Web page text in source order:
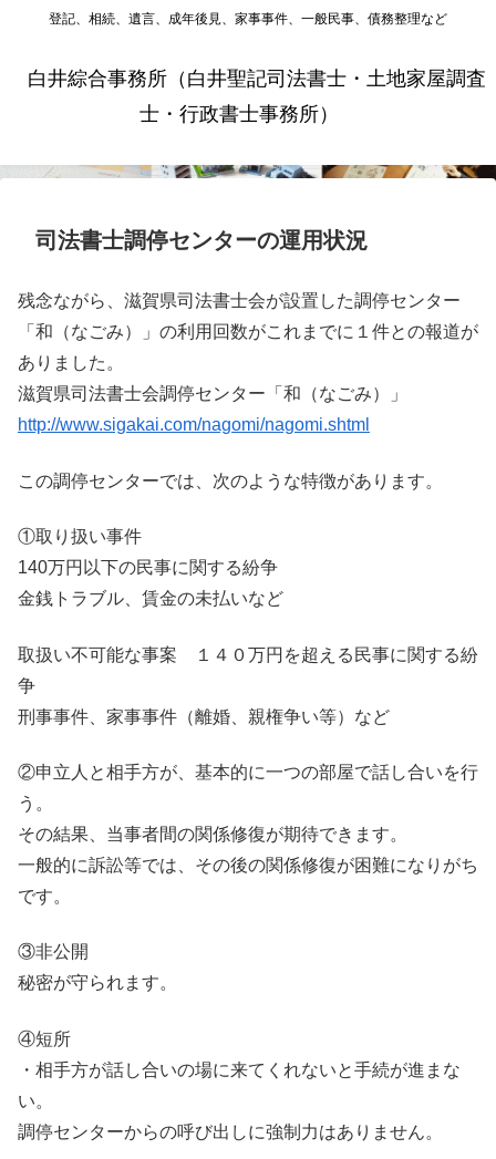
登記、相続、遺言、成年後見、家事事件、一般民事、債務整理など
白井綜合事務所（白井聖記司法書士・土地家屋調査
士・行政書士事務所）
司法書士調停センターの運用状況
残念ながら、滋賀県司法書士会が設置した調停センター
「和（なごみ）」の利用回数がこれまでに１件との報道が
ありました。
滋賀県司法書士会調停センター「和（なごみ）」
http://www.sigakai.com/nagomi/nagomi.shtml
この調停センターでは、次のような特徴があります。
①取り扱い事件
140万円以下の民事に関する紛争
金銭トラブル、賃金の未払いなど
取扱い不可能な事案 １４０万円を超える民事に関する紛
争
刑事事件、家事事件（離婚、親権争い等）など
②申立人と相手方が、基本的に一つの部屋で話し合いを行
う。
その結果、当事者間の関係修復が期待できます。
一般的に訴訟等では、その後の関係修復が困難になりがち
です。
③非公開
秘密が守られます。
④短所
・相手方が話し合いの場に来てくれないと手続が進まな
い。
調停センターからの呼び出しに強制力はありません。